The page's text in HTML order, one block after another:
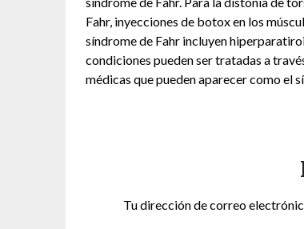
Fahr, inyecciones de botox en los
síndrome de Fahr incluyen
condiciones pueden ser tratadas a
médicas que pueden aparecer como el
Tu dirección de correo